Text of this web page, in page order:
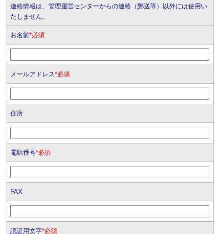
連絡情報は、管理運営センターからの連絡（郵送等）以外には使用い
たしません。
お名前*必須
メールアドレス*必須
住所
電話番号*必須
FAX
認証用文字*必須